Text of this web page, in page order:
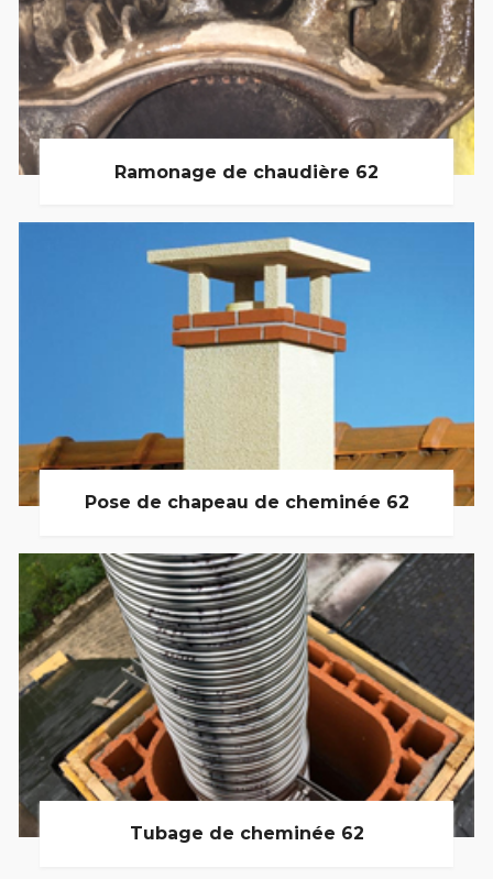
Ramonage de chaudière 62
Pose de chapeau de cheminée 62
Tubage de cheminée 62